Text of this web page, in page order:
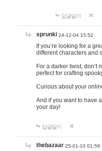
답글달기
sprunki 24-12-04 15:52
If you’re looking for a
different characters and
For a darker twist, don’t
perfect for crafting
Curious about your
And if you want to have
your day!
답글달기
thebazaar 25-01-10 01:59